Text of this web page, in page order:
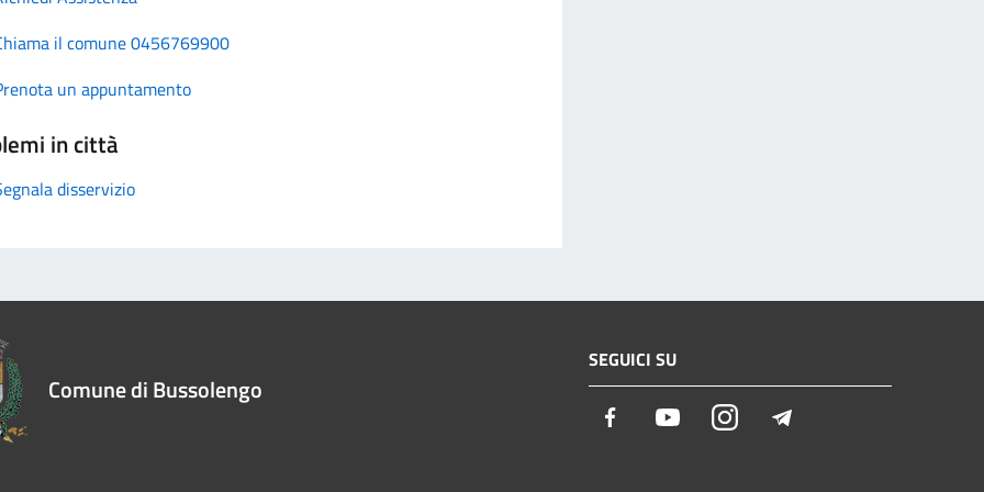
il comune 0456769900
un appuntamento
in città
disservizio
Comune di Bussolengo
SEGUICI SU
Facebook YoutubeInstagram